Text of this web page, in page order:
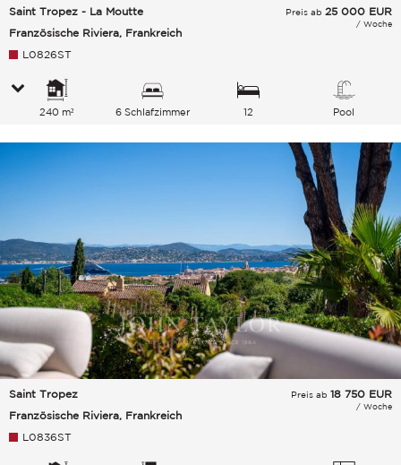
Saint Tropez - La Moutte
Französische Riviera, Frankreich
Preis ab 25 000 EUR
/ Woche
L0826ST
240 m² 6 Schlafzimmer
12
Pool
Saint Tropez
Französische Riviera, Frankreich
Preis ab 18 750 EUR
/ Woche
L0836ST